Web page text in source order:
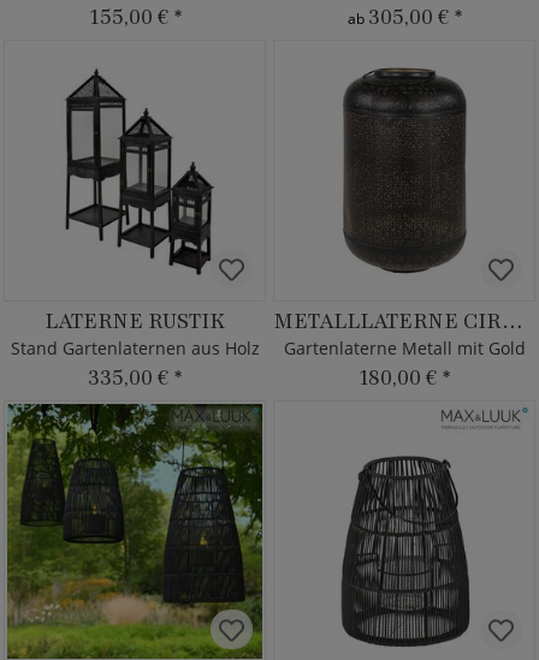
155,00 € * ab 305,00 € *
LATERNE RUSTIK
Stand Gartenlaternen aus Holz
335,00 € *
METALLLATERNE CIRCUM
Gartenlaterne Metall mit Gold
180,00 € *